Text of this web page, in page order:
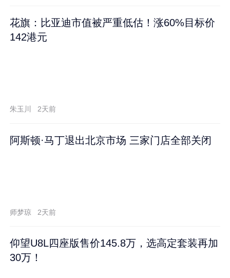
花旗：比亚迪市值被严重低估！涨60%目标价
142港元
朱玉川 2天前
阿斯顿·马丁退出北京市场 三家门店全部关闭
师梦琼 2天前
仰望U8L四座版售价145.8万，选高定套装再加
30万！